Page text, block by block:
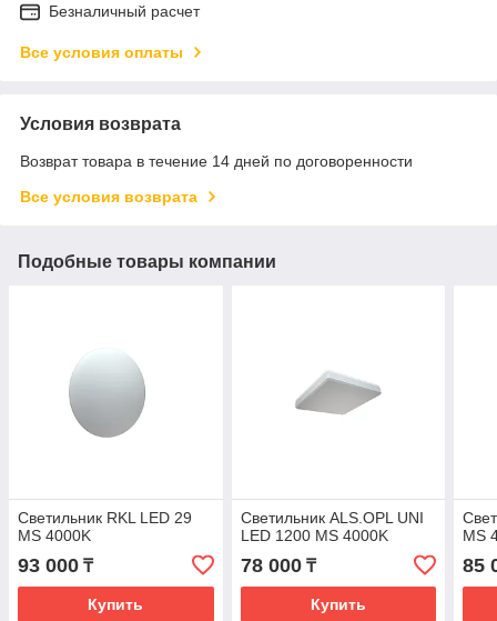
Безналичный расчет
Все условия оплаты
Условия возврата
Возврат товара в течение 14 дней по договоренности
Все условия возврата
Подобные товары компании
Светильник RKL LED 29
MS 4000K
93 000 ₸
Купить
Светильник ALS.OPL UNI
LED 1200 MS 4000K
78 000₸
Купить
MS
85